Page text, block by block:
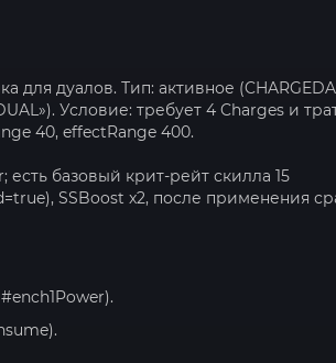
для дуалов. Тип: активное
Условие: требует 4 Charges и
40, effectRange 400.
базовый крит-рейт скилла 15
SSBoost x2, после применения